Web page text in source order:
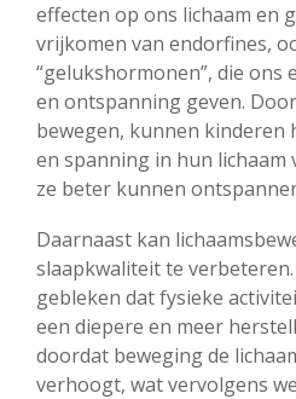
effecten op ons lichaam en
vrijkomen van endorfines,
“gelukshormonen”, die ons
en ontspanning geven.
bewegen, kunnen
en spanning in hun
ze beter kunnen
Daarnaast kan
slaapkwaliteit te
gebleken dat fysieke
een diepere en meer
doordat beweging de
verhoogt, wat vervolgens